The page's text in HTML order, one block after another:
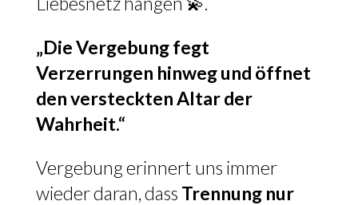
„Die Vergebung fegt
Verzerrungen hinweg und öffnet
den versteckten Altar der
Wahrheit.“
Vergebung erinnert uns immer
wieder daran, dass Trennung nur